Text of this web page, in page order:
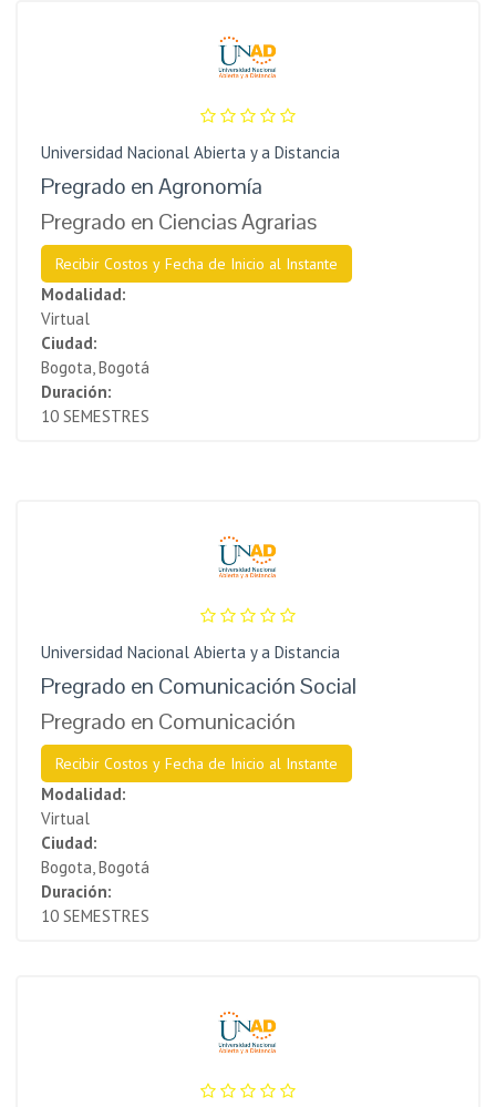
Universidad Nacional Abierta y a Distancia
Pregrado en Agronomía
Pregrado en Ciencias Agrarias
Recibir Costos y Fecha de Inicio al Instante
Modalidad:
Virtual
Ciudad:
Bogota, Bogotá
Duración:
10 SEMESTRES
Universidad Nacional Abierta y a Distancia
Pregrado en Comunicación Social
Pregrado en Comunicación
Recibir Costos y Fecha de Inicio al Instante
Modalidad:
Virtual
Ciudad:
Bogota, Bogotá
Duración:
10 SEMESTRES